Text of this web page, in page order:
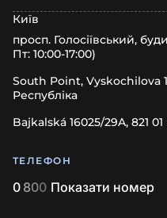
Київ
просп. Голосіївський,
Пт: 10:00-17:00)
South Point, Vyskochilova
Республіка
Bajkalská 16025/29A, 821
ТЕЛЕФОН
0 800 Показати номер